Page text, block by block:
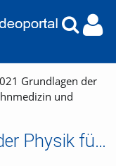
Grundlagen der
und
18.06.2021 Grundlagen der Physik für Studenten der Medizin, Zahnmedizin und Pharmazie